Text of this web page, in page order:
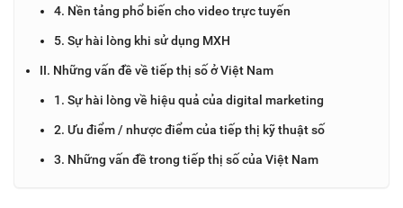
4. Nền tảng phổ biến cho video trực tuyến
5. Sự hài lòng khi sử dụng MXH
II. Những vấn đề về tiếp thị số ở Việt Nam
1. Sự hài lòng về hiệu quả của digital marketing
2. Ưu điểm / nhược điểm của tiếp thị kỹ thuật số
3. Những vấn đề trong tiếp thị số của Việt Nam